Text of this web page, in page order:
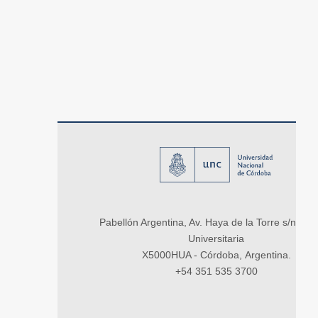
Pabellón Argentina, Av. Haya de la Torre s/n,
Universitaria
X5000HUA - Córdoba, Argentina.
+54 351 535 3700